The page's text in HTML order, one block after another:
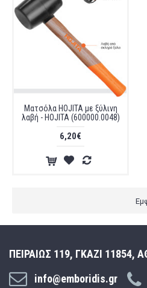
Ματσόλα HOJITA με ξύλινη
λαβή - HOJITA (600000.0048)
6,20€
ΠΕΙΡΑΙΩΣ 119, ΓΚΑΖΙ 11854,
info@emboridis.gr